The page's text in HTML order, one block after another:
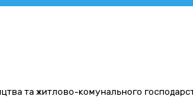
та житлово-комунального